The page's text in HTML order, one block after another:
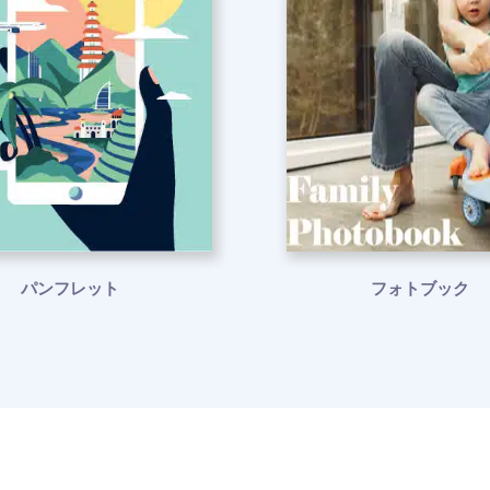
パンフレット フォトブック